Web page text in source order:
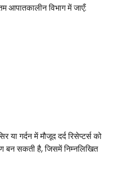
आपातकालीन विभाग में जाएँ:
या गर्दन में मौजूद दर्द रिसेप्टर्स को
बन सकती है, जिसमें निम्नलिखित